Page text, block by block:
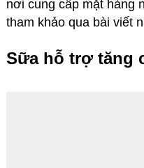
nơi cung cấp mặt hàng
tham khảo qua bài viết
Sữa hỗ trợ tăng